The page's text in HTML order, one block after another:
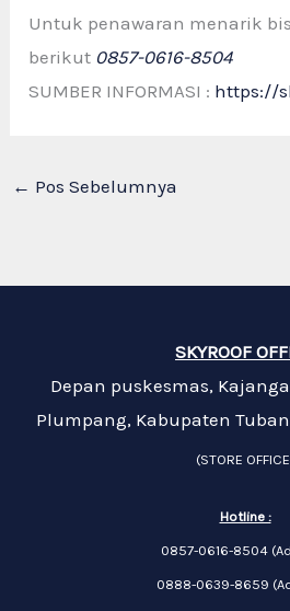
Untuk penawaran menarik
berikut 0857-0616-8504
SUMBER INFORMASI : https://
← Pos Sebelumnya
SKYROOF
Depan puskesmas,
Plumpang, Kabupaten
(STORE
Hotline :
0857-0616-8504
0888-0639-8659